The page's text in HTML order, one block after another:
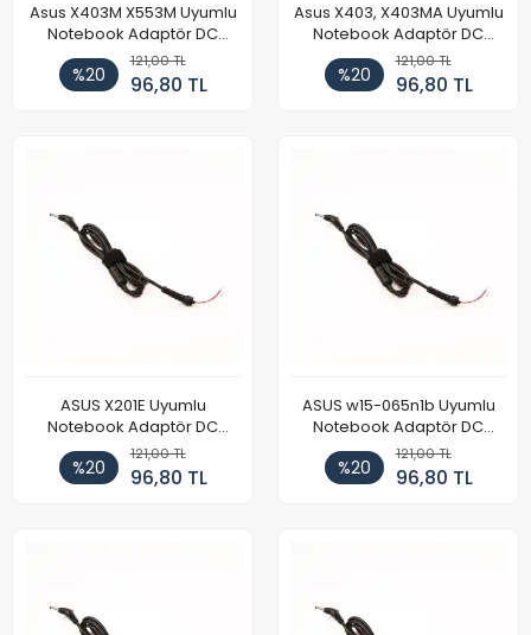
Asus X403M X553M Uyumlu
Notebook Adaptör DC
Power Kablosu
%20
121,00 TL
96,80 TL
Asus X403, X403MA Uyumlu
Notebook Adaptör DC
Power Kablosu
%20
121,00 TL
96,80 TL
ASUS X201E Uyumlu
Notebook Adaptör DC
Power Kablosu
%20
121,00 TL
96,80 TL
ASUS w15-065n1b Uyumlu
Notebook Adaptör DC
Power Kablosu
%20
121,00 TL
96,80 TL